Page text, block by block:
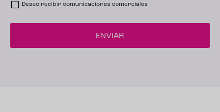
Deseo recibir comunicaciones comerciales